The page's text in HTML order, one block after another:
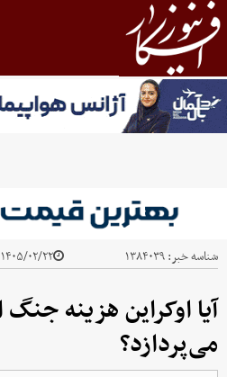
شناسه خبر:۱۳۸۴۰۳۹ ۱۴۰۵/۰۲/۲۲ - ۱۳:۰۷
آیا اوکراین هزینه جنگ
می‌پردازد؟